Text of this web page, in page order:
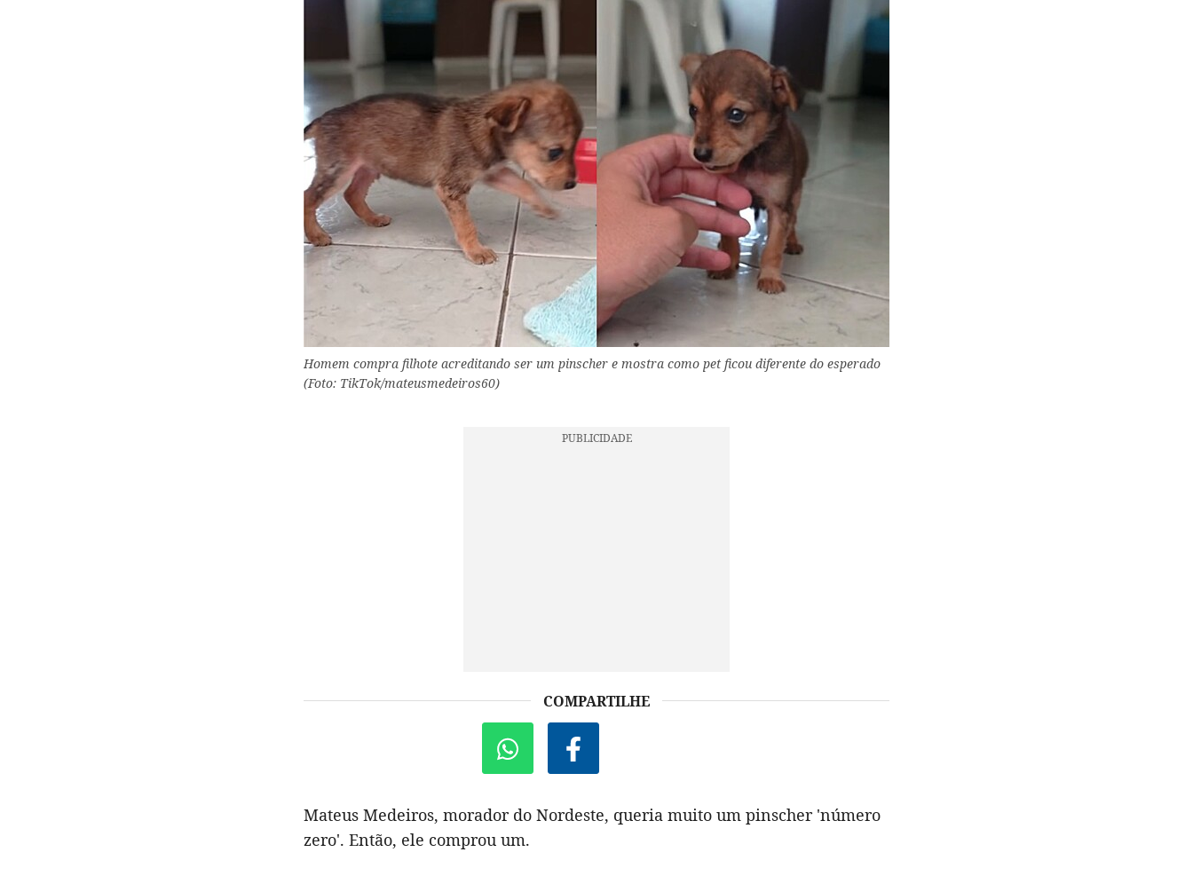
Homem compra filhote acreditando ser um pinscher e mostra como pet ficou diferente do esperado
(Foto: TikTok/mateusmedeiros60)
COMPARTILHE
Mateus Medeiros, morador do Nordeste, queria muito um pinscher 'número
zero'. Então, ele comprou um.